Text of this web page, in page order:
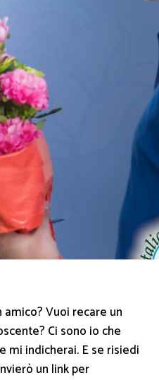
Vuoi recare un
Ci sono io che
mi indicherai. E se risiedi
un link per